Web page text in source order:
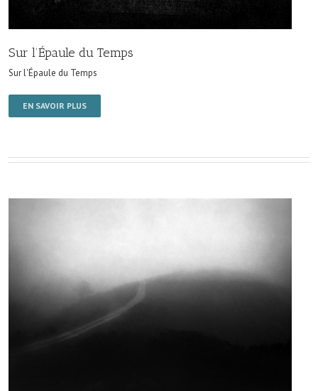
Sur l’Épaule du Temps
Sur l'Épaule du Temps
EN SAVOIR PLUS